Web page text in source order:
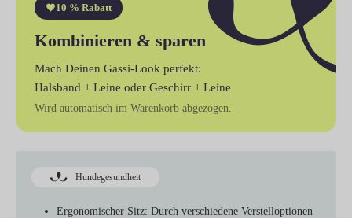
10 % Rabatt
Kombinieren & sparen
Mach Deinen Gassi-Look perfekt:
Halsband + Leine oder Geschirr + Leine
Wird automatisch im Warenkorb abgezogen.
Hundegesundheit
Ergonomischer Sitz: Durch verschiedene Verstelloptionen